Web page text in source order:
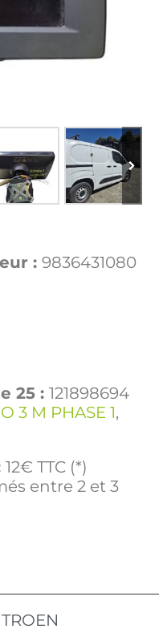
: 9836431080
25 : 121898694
3 M PHASE 1,
12€ TTC (*)
entre 2 et 3